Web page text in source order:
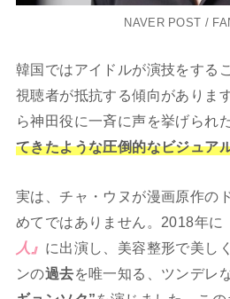
NAVER POST /
韓国ではアイドルが演技をする
視聴者が抵抗する傾向がありま
ら神田役に一斉に声を挙げられ
てきたような圧倒的なビジュア
実は、チャ・ウヌが漫画原作の
めてではありません。2018年に
人』 に出演し、美容整形で美し
ンの過去を唯一知る、ツンデレ